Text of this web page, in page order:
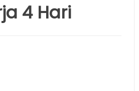
4 Hari